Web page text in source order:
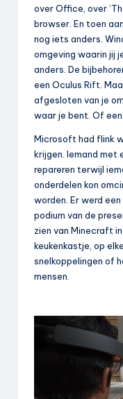
over Office, over
browser. En toen
nog iets anders.
omgeving waarin jij
anders. De
een Oculus Rift.
afgesloten van je
waar je bent. Of
Microsoft had flink
krijgen. Iemand met
repareren terwijl
onderdelen kon
worden. Er werd
podium van de
zien van Minecraft
keukenkastje, op
snelkoppelingen of
mensen.